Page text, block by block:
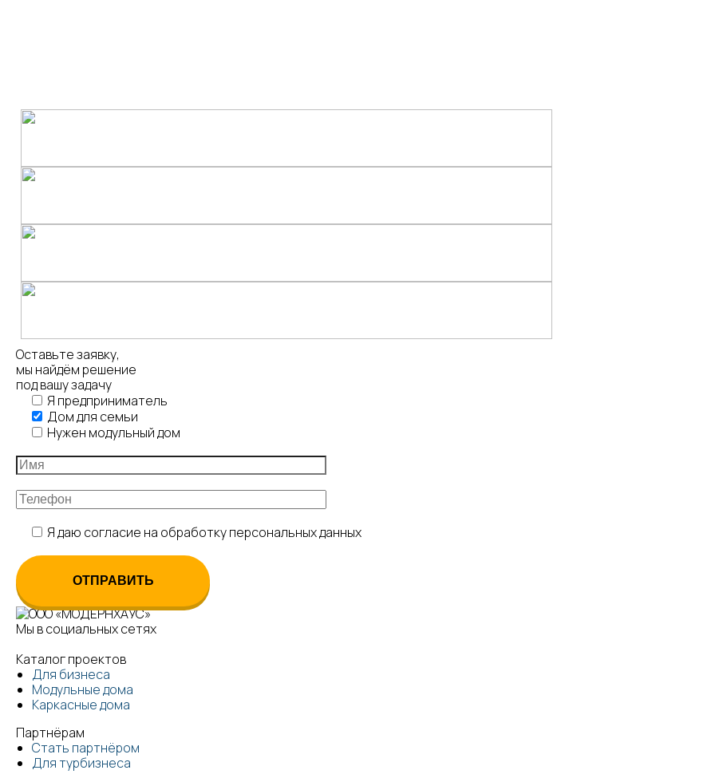
Оставьте заявку,
мы найдём решение
под вашу задачу
Я предприниматель
Дом для семьи
Нужен модульный дом
Я даю согласие на обработку персональных данных
Мы в социальных сетях
Каталог проектов
Для бизнеса
Модульные дома
Каркасные дома
Партнёрам
Стать партнёром
Для турбизнеса